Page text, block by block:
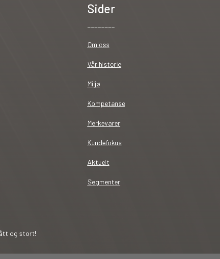
Sider
________
Om oss
Vår historie
Miljø
Kompetanse
Merkevarer
Kundefokus
Aktuelt
Segmenter
og stort!